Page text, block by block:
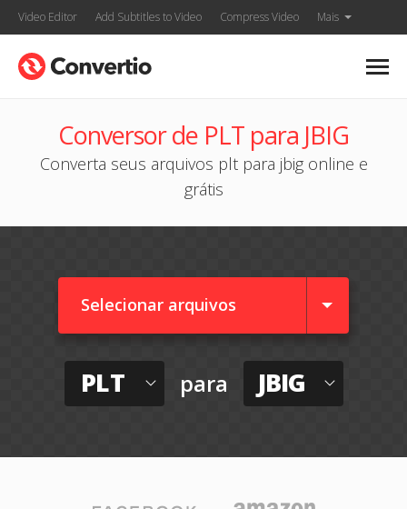
Video Editor Add Subtitles to Video Compress Video Mais
Conversor de PLT para JBIG
Converta seus arquivos plt para jbig online e
grátis
Selecionar arquivos
PLT para JBIG